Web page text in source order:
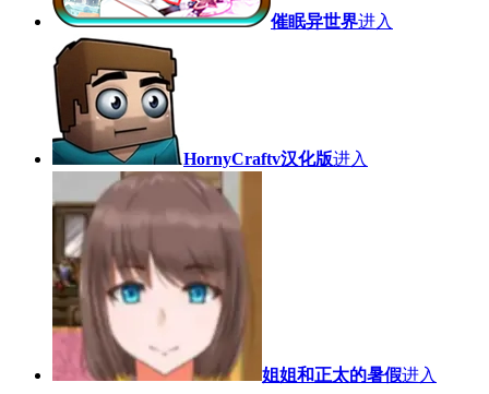
催眠异世界进入
HornyCraftv汉化版进入
姐姐和正太的暑假进入